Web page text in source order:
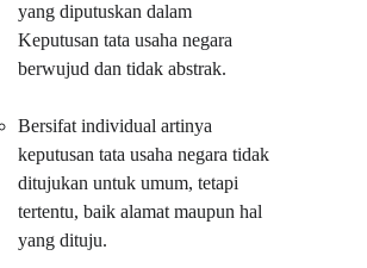
yang diputuskan dalam
Keputusan tata usaha negara
berwujud dan tidak abstrak.
Bersifat individual artinya
keputusan tata usaha negara tidak
ditujukan untuk umum, tetapi
tertentu, baik alamat maupun hal
yang dituju.